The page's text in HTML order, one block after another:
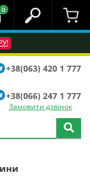
0
+38(063) 420 1 777
+38(066) 247 1 777
Замовити дзвінок